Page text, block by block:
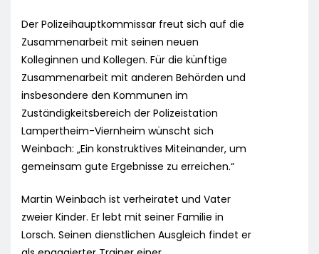
Der Polizeihauptkommissar freut sich auf die
Zusammenarbeit mit seinen neuen
Kolleginnen und Kollegen. Für die künftige
Zusammenarbeit mit anderen Behörden und
insbesondere den Kommunen im
Zuständigkeitsbereich der Polizeistation
Lampertheim-Viernheim wünscht sich
Weinbach: „Ein konstruktives Miteinander, um
gemeinsam gute Ergebnisse zu erreichen.“
Martin Weinbach ist verheiratet und Vater
zweier Kinder. Er lebt mit seiner Familie in
Lorsch. Seinen dienstlichen Ausgleich findet er